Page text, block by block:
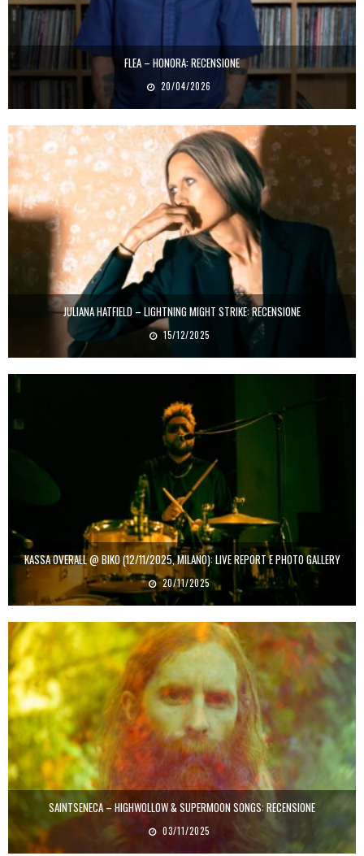
FLEA – HONORA: RECENSIONE
20/04/2026
JULIANA HATFIELD – LIGHTNING MIGHT STRIKE: RECENSIONE
15/12/2025
KASSA OVERALL @ BIKO (12/11/2025, MILANO): LIVE REPORT E PHOTO GALLERY
20/11/2025
SAINTSENECA – HIGHWOLLOW & SUPERMOON SONGS: RECENSIONE
03/11/2025